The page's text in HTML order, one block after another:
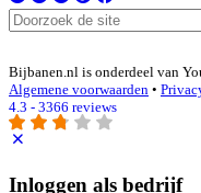
Bijbanen.nl is onderdeel van
Algemene voorwaarden •
4.3 - 3366 reviews
Inloggen als bedrijf